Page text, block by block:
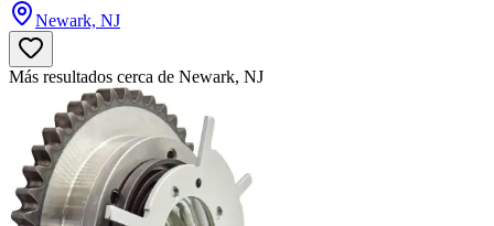
Newark, NJ
Más resultados cerca de Newark, NJ